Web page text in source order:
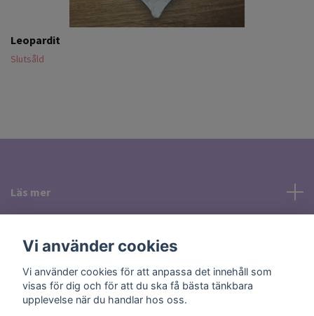
Leopardit
Slutsåld
Läs mer
Vi använder cookies
Vi använder cookies för att anpassa det innehåll som
visas för dig och för att du ska få bästa tänkbara
upplevelse när du handlar hos oss.